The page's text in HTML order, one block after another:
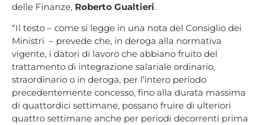
delle Finanze, Roberto Gualtieri.
“Il testo – come si legge in una nota del Consiglio dei
Ministri – prevede che, in deroga alla normativa
vigente, i datori di lavoro che abbiano fruito del
trattamento di integrazione salariale ordinario,
straordinario o in deroga, per l’intero periodo
precedentemente concesso, fino alla durata massima
di quattordici settimane, possano fruire di ulteriori
quattro settimane anche per periodi decorrenti prima